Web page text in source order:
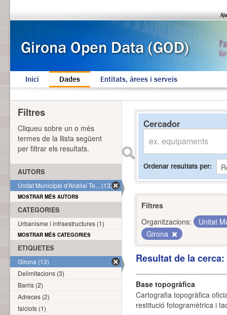
Inici Dades Entitats, àrees i serveis
Cercador
Ordenar resultats per
Filtres
Organitzacions:
Unitat
Girona
Resultat de la
Base topogràfica
Cartografia topogràfica
restitució fotogramètrica i
Filtres
Cliqueu sobre un o més
termes de la llista següent
per filtrar els resultats.
AUTORS
Unitat Municipal d'Anàlisi Te... (13)
MOSTRAR MÉS AUTORS
CATEGORIES
Urbanisme i infraestructures (1)
MOSTRAR MÉS CATEGORIES
ETIQUETES
Girona (13)
Delimitacions (3)
Barris (2)
Adreces (2)
falciots (1)